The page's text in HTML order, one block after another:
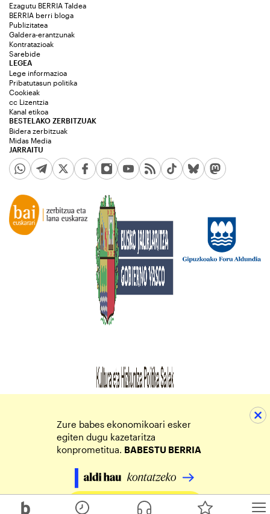
Ezagutu BERRIA Taldea
BERRIA berri bloga
Publizitatea
Galdera-erantzunak
Kontratazioak
Sarebide
JARRAITU
LEGEA
Lege informazioa
Pribatutasun politika
Cookieak
cc Lizentzia
Kanal etikoa
BESTELAKO ZERBITZUAK
Bidera zerbitzuak
Midas Media
Zure babes ekonomikoari esker
egiten dugu kazetaritza
konprometitua. BABESTU BERRIA
Egin zure ekarpena